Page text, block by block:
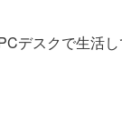
デスクで生活し